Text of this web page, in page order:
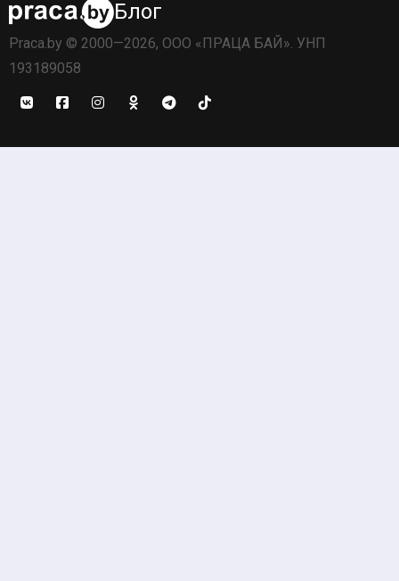
Блог
Praca.by © 2000—2026, ООО «ПРАЦА БАЙ». УНП
193189058